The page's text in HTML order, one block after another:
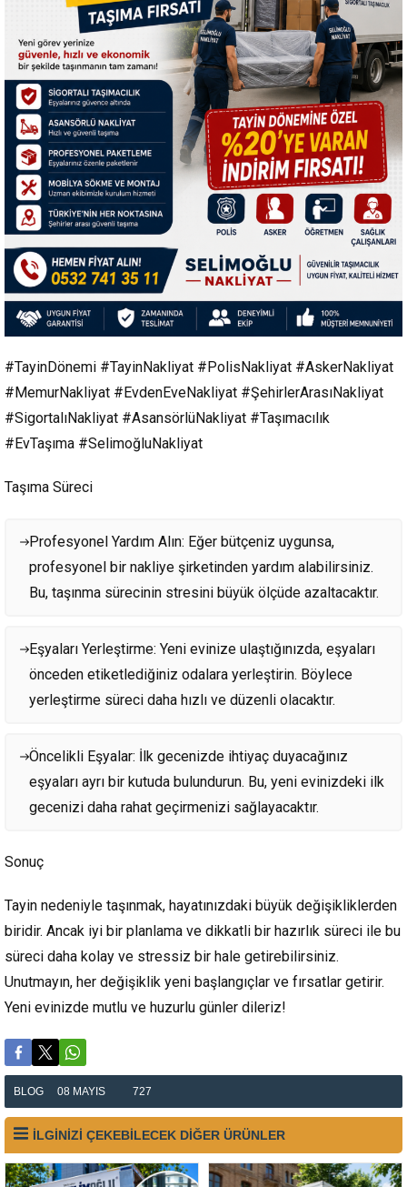
#TayinDönemi #TayinNakliyat #PolisNakliyat #AskerNakliyat
#MemurNakliyat #EvdenEveNakliyat #ŞehirlerArasıNakliyat
#SigortalıNakliyat #AsansörlüNakliyat #Taşımacılık
#EvTaşıma #SelimoğluNakliyat
Taşıma Süreci
Profesyonel Yardım Alın: Eğer bütçeniz uygunsa,
profesyonel bir nakliye şirketinden yardım alabilirsiniz.
Bu, taşınma sürecinin stresini büyük ölçüde azaltacaktır.
Eşyaları Yerleştirme: Yeni evinize ulaştığınızda, eşyaları
önceden etiketlediğiniz odalara yerleştirin. Böylece
yerleştirme süreci daha hızlı ve düzenli olacaktır.
Öncelikli Eşyalar: İlk gecenizde ihtiyaç duyacağınız
eşyaları ayrı bir kutuda bulundurun. Bu, yeni evinizdeki ilk
gecenizi daha rahat geçirmenizi sağlayacaktır.
Sonuç
Tayin nedeniyle taşınmak, hayatınızdaki büyük değişikliklerden
biridir. Ancak iyi bir planlama ve dikkatli bir hazırlık süreci ile bu
süreci daha kolay ve stressiz bir hale getirebilirsiniz.
Unutmayın, her değişiklik yeni başlangıçlar ve fırsatlar getirir.
Yeni evinizde mutlu ve huzurlu günler dileriz!
BLOG 08 MAYIS 727
İLGİNİZİ ÇEKEBİLECEK DİĞER ÜRÜNLER